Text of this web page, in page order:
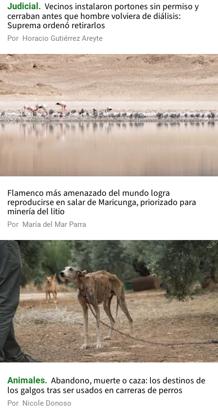
Judicial
Vecinos instalaron portones sin permiso y
cerraban antes que hombre volviera de diálisis:
Suprema ordenó retirarlos
Por Horacio Gutiérrez Areyte
Flamenco más amenazado del mundo logra
reproducirse en salar de Maricunga, priorizado para
minería del litio
Por María del Mar Parra
Animales
Abandono, muerte o caza: los destinos de
los galgos tras ser usados en carreras de perros
Por Nicole Donoso